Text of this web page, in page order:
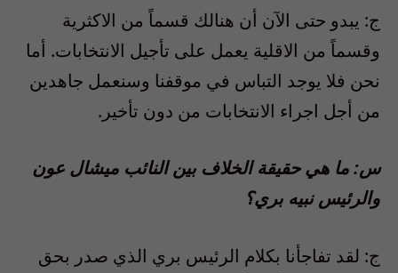
ج: يبدو حتى الآن أن هنالك قسماً من الاكثرية
وقسماً من الاقلية يعمل على تأجيل الانتخابات. أما
نحن فلا يوجد التباس في موقفنا وسنعمل جاهدين
من أجل اجراء الانتخابات من دون تأخير.
س: ما هي حقيقة الخلاف بين النائب ميشال عون
والرئيس نبيه بري؟
ج: لقد تفاجأنا بكلام الرئيس بري الذي صدر بحق